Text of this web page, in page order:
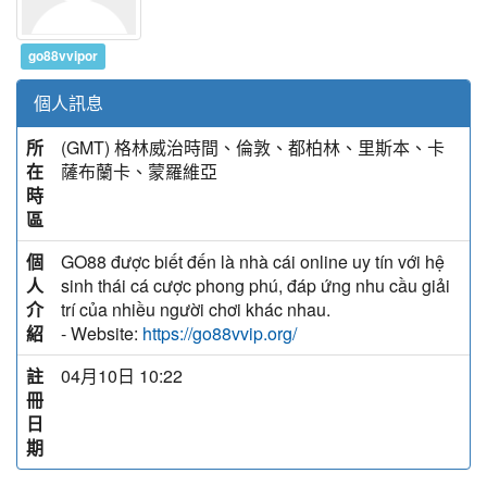
go88vvipor
個人訊息
所
在
時
區
(GMT) 格林威治時間、倫敦、都柏林、里斯本、卡
薩布蘭卡、蒙羅維亞
個
人
介
紹
GO88 được biết đến là nhà cái online uy tín với hệ
sinh thái cá cược phong phú, đáp ứng nhu cầu giải
trí của nhiều người chơi khác nhau.
- Website: https://go88vvip.org/
註
冊
日
期
04月10日 10:22